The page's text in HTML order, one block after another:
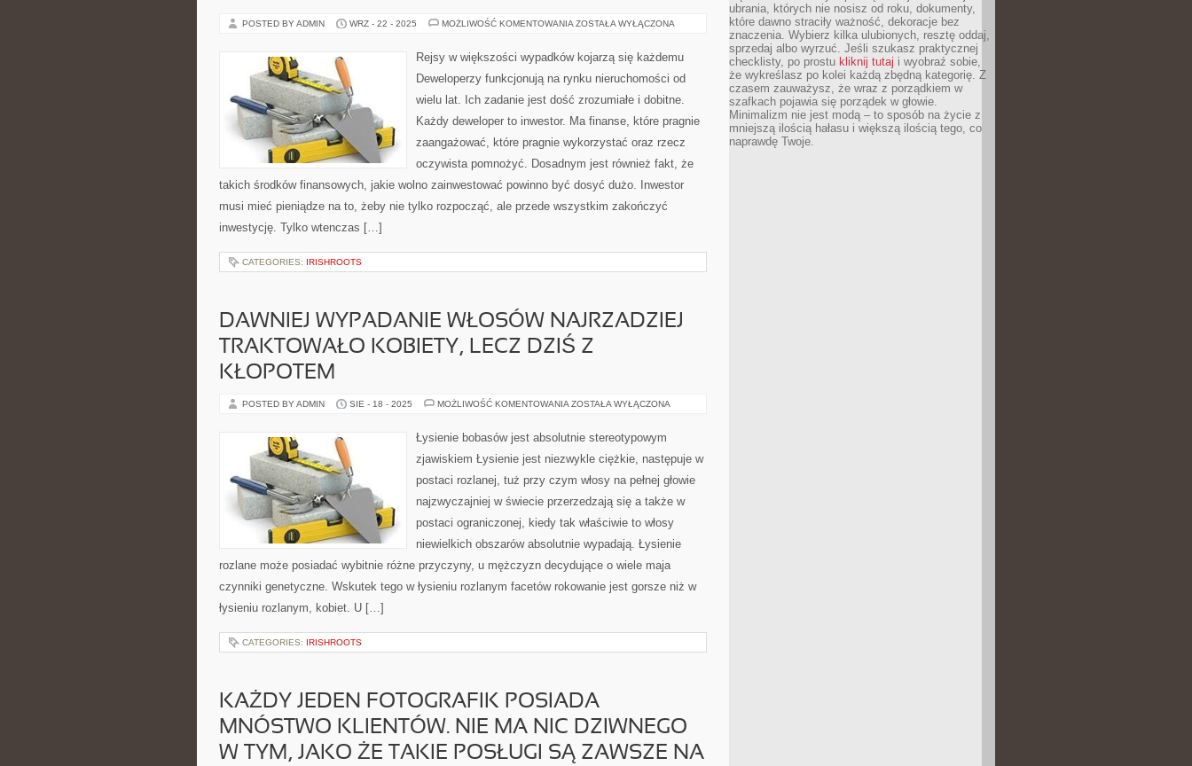
POSTED BY ADMIN WRZ - 22 - 2025 MOŻLIWOŚĆ KOMENTOWANIA DEWELOPERZY
RYNKU
NIERUCHOMOŚCI
WIELU
ICH
JEST
ZROZUMIAŁE
ZOSTAŁA WYŁĄCZONA
Rejsy w większości wypadków kojarzą się każdemu
Deweloperzy funkcjonują na rynku nieruchomości od
wielu lat. Ich zadanie jest dość zrozumiałe i dobitne.
Każdy deweloper to inwestor. Ma finanse, które pragnie
zaangażować, które pragnie wykorzystać oraz rzecz
oczywista pomnożyć. Dosadnym jest również fakt, że
takich środków finansowych, jakie wolno zainwestować powinno być dosyć dużo. Inwestor
musi mieć pieniądze na to, żeby nie tylko rozpocząć, ale przede wszystkim zakończyć
inwestycję. Tylko wtenczas […]
CATEGORIES: IRISHROOTS
DAWNIEJ WYPADANIE WŁOSÓW NAJRZADZIEJ
TRAKTOWAŁO KOBIETY, LECZ DZIŚ Z
KŁOPOTEM
POSTED BY ADMIN SIE - 18 - 2025 MOŻLIWOŚĆ KOMENTOWANIA DAWNIEJ
NAJRZADZIEJ
TRAKTOWAŁO
LECZ
Z
ZOSTAŁA WYŁĄCZONA
Łysienie bobasów jest absolutnie stereotypowym
zjawiskiem Łysienie jest niezwykle ciężkie, następuje w
postaci rozlanej, tuż przy czym włosy na pełnej głowie
najzwyczajniej w świecie przerzedzają się a także w
postaci ograniczonej, kiedy tak właściwie to włosy
niewielkich obszarów absolutnie wypadają. Łysienie
rozlane może posiadać wybitnie różne przyczyny, u mężczyzn decydujące o wiele maja
czynniki genetyczne. Wskutek tego w łysieniu rozlanym facetów rokowanie jest gorsze niż w
łysieniu rozlanym, kobiet. U […]
CATEGORIES: IRISHROOTS
KAŻDY JEDEN FOTOGRAFIK POSIADA
MNÓSTWO KLIENTÓW. NIE MA NIC DZIWNEGO
W TYM, JAKO ŻE TAKIE POSŁUGI SĄ ZAWSZE NA
ubrania, których nie nosisz od roku, dokumenty,
które dawno straciły ważność, dekoracje bez
znaczenia. Wybierz kilka ulubionych, resztę oddaj,
sprzedaj albo wyrzuć. Jeśli szukasz praktycznej
checklisty, po prostu kliknij tutaj i wyobraź sobie,
że wykreślasz po kolei każdą zbędną kategorię. Z
czasem zauważysz, że wraz z porządkiem w
szafkach pojawia się porządek w głowie.
Minimalizm nie jest modą – to sposób na życie z
mniejszą ilością hałasu i większą ilością tego, co
naprawdę Twoje.